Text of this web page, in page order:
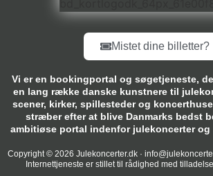
Mistet dine billetter?
Vi er en bookingportal og søgetjeneste,
en lang række danske kunstnere til
scener, kirker, spillesteder og
stræber efter at blive Danmarks bedst
ambitiøse portal indenfor julekoncerter
Copyright © 2026 Julekoncerter.dk ·
Internettjeneste er stillet til rådighed med